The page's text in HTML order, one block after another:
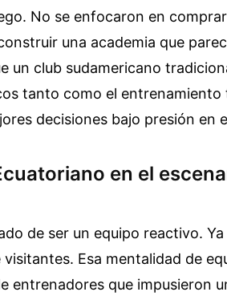
No se enfocaron en
una academia que
un club sudamericano
tanto como el entrenamiento
decisiones bajo presión en
en el
de ser un equipo reactivo.
Esa mentalidad de
entrenadores que impusieron